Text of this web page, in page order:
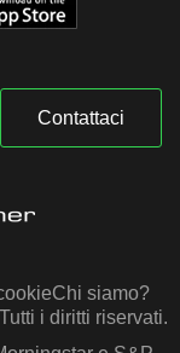
Contattaci
Chi siamo?
i diritti riservati.